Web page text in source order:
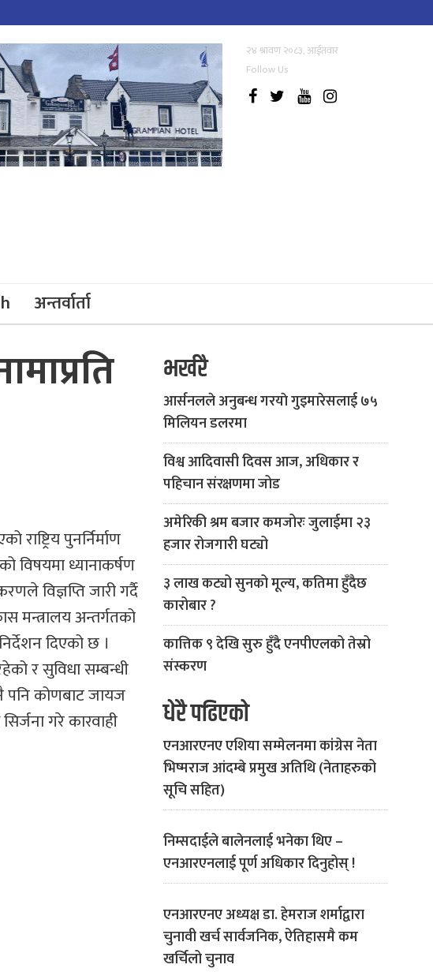
२४ श्रावण २०८३, आईतवार
Follow Us
अन्तर्वार्ता
पुनर्निर्माण
विषयमा ध्यानाकर्षण
विज्ञप्ति जारी गर्दै
मन्त्रालय अन्तर्गतको
दिएको छ ।
र सुविधा सम्बन्धी
पनि कोणबाट जायज
गरे कारवाही
भर्खरै
आर्सनलले अनुबन्ध गरयाे गुइमारेसलाई ७५
मिलियन डलरमा
विश्व आदिवासी दिवस आज, अधिकार र
पहिचान संरक्षणमा जोड
अमेरिकी श्रम बजार कमजोरः जुलाईमा २३
हजार रोजगारी घट्यो
३ लाख कट्यो सुनको मूल्य, कतिमा हुँदैछ
कारोबार ?
कात्तिक ९ देखि सुरु हुँदै एनपीएलको तेस्रो
संस्करण
धेरै पढिएको
एनआरएनए एशिया सम्मेलनमा कांग्रेस नेता
भिष्मराज आंदम्बे प्रमुख अतिथि (नेताहरुको
सूचि सहित)
निम्सदाईले बालेनलाई भनेका थिए –
एनआरएनलाई पूर्ण अधिकार दिनुहोस् !
एनआरएनए अध्यक्ष डा. हेमराज शर्माद्वारा
चुनावी खर्च सार्वजनिक, ऐतिहासमै कम
खर्चिलो चुनाव